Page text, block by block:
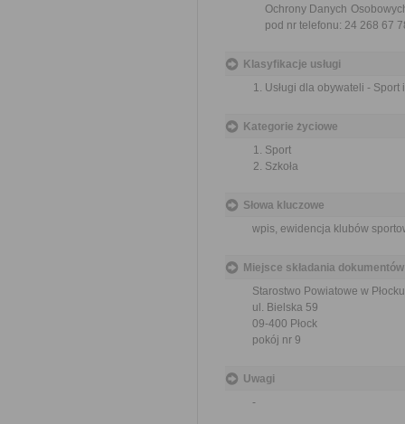
Ochrony Danych
pod nr telefonu: 24 268 67
Klasyfikacje usługi
Usługi dla obywateli - Sport
Kategorie życiowe
Sport
Szkoła
Słowa kluczowe
wpis, ewidencja klubów
Miejsce składania dokumentów
Starostwo Powiatowe w Płocku
ul. Bielska 59
09-400 Płock
pokój nr 9
Uwagi
-